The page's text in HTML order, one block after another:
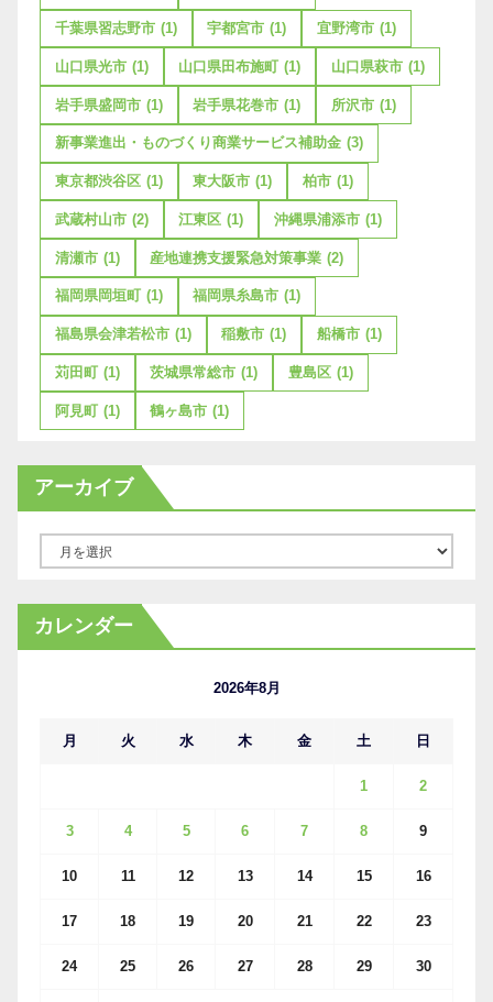
千葉県習志野市 (1) 宇都宮市 (1) 宜野湾市 (1)
山口県光市 (1) 山口県田布施町 (1) 山口県萩市 (1)
岩手県盛岡市 (1) 岩手県花巻市 (1) 所沢市 (1)
新事業進出・ものづくり商業サービス補助金 (3)
東京都渋谷区 (1) 東大阪市 (1) 柏市 (1)
武蔵村山市 (2) 江東区 (1) 沖縄県浦添市 (1)
清瀬市 (1) 産地連携支援緊急対策事業 (2)
福岡県岡垣町 (1) 福岡県糸島市 (1)
福島県会津若松市 (1) 稲敷市 (1) 船橋市 (1)
苅田町 (1) 茨城県常総市 (1) 豊島区 (1)
阿見町 (1) 鶴ヶ島市 (1)
アーカイブ
カ
イ
カレンダー
2026年8月
月 火 水 木 金 土 日
1 2
3 4 5 6 7 8 9
10 11 12 13 14 15 16
17 18 19 20 21 22 23
24 25 26 27 28 29 30